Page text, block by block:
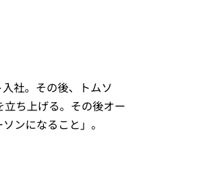
社。その後、トムソ
ち上げる。その後オー
ンになること」。